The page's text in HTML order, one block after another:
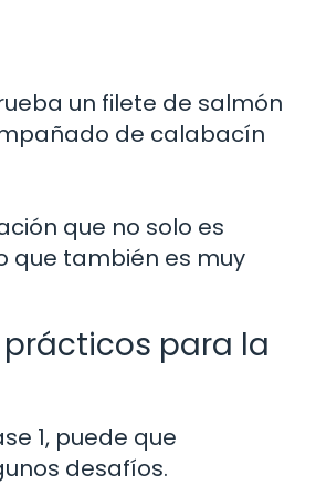
un filete de salmón
de calabacín
que no solo es
que también es muy
para la
1, puede que
desafíos.